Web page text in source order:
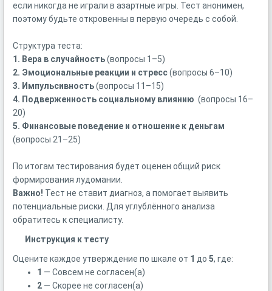
если никогда не играли в азартные игры. Тест анонимен,
поэтому будьте откровенны в первую очередь с собой.
Структура теста:
1. Вера в случайность(вопросы 1–5)
2. Эмоциональные реакции и стресс(вопросы 6–10)
3. Импульсивность(вопросы 11–15)
4. Подверженность социальному влиянию (вопросы 16–
20)
5. Финансовые поведение и отношение к деньгам
(вопросы 21–25)
По итогам тестирования будет оценен общий риск
формирования лудомании.
Важно! Тест не ставит диагноз, а помогает выявить
потенциальные риски. Для углублённого анализа
обратитесь к специалисту.
Инструкция к тесту
Оцените каждое утверждение по шкале от 1 до 5, где:
1 — Совсем не согласен(а)
2 — Скорее не согласен(а)